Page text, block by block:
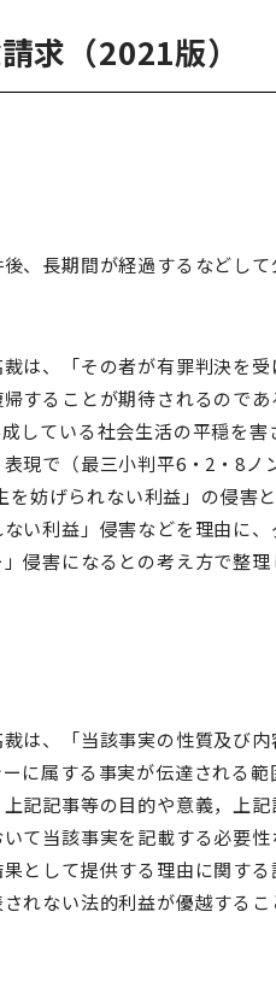
求（2021版）
、長期間が経過するなどし
は、「その者が有罪判決を
することが期待されるので
している社会生活の平穏を
現で（最三小判平6・2・8
妨げられない利益」の侵害
い利益」侵害などを理由に
侵害になるとの考え方で整
は、「当該事実の性質及び
に属する事実が伝達される
記記事等の目的や意義，上
て当該事実を記載する必要
として提供する理由に関する
れない法的利益が優越する